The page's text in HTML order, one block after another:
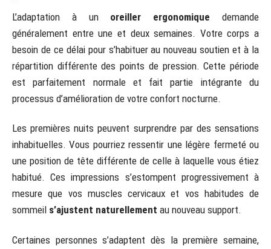
L’adaptation à un oreiller ergonomique demande
généralement entre une et deux semaines. Votre corps a
besoin de ce délai pour s’habituer au nouveau soutien et à la
répartition différente des points de pression. Cette période
est parfaitement normale et fait partie intégrante du
processus d’amélioration de votre confort nocturne.
Les premières nuits peuvent surprendre par des sensations
inhabituelles. Vous pourriez ressentir une légère fermeté ou
une position de tête différente de celle à laquelle vous étiez
habitué. Ces impressions s’estompent progressivement à
mesure que vos muscles cervicaux et vos habitudes de
sommeil s’ajustent naturellement au nouveau support.
Certaines personnes s’adaptent dès la première semaine,